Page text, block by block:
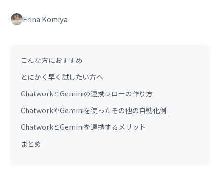
Erina Komiya
こんな方におすすめ
とにかく早く試したい方へ
ChatworkとGeminiの連携フローの作り方
ChatworkやGeminiを使ったその他の自動化例
ChatworkとGeminiを連携するメリット
まとめ